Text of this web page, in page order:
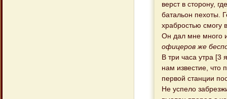
верст в сторону,
батальон пехоты.
храбростью смогу
Он дал мне много
офицеров же
В три часа утра [3
нам известие, что
первой станции
Не успело